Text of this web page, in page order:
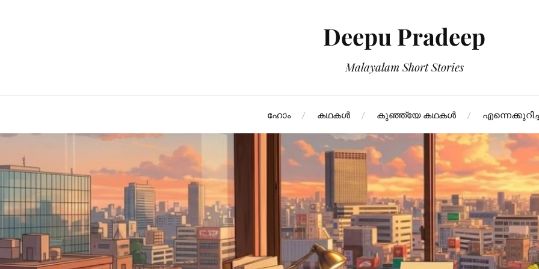
Deepu Pradeep
Malayalam Short Stories
ഹോം കഥകള്‍ കുഞ്ഞ്യേ കഥകള്‍